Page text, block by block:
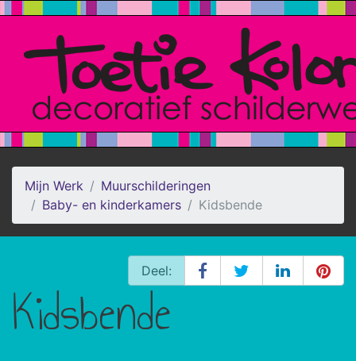
Mijn Werk
Muurschilderingen
Baby- en kinderkamers
Kidsbende
Deel:
Kidsbende